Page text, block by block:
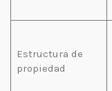
Estructura de
propiedad